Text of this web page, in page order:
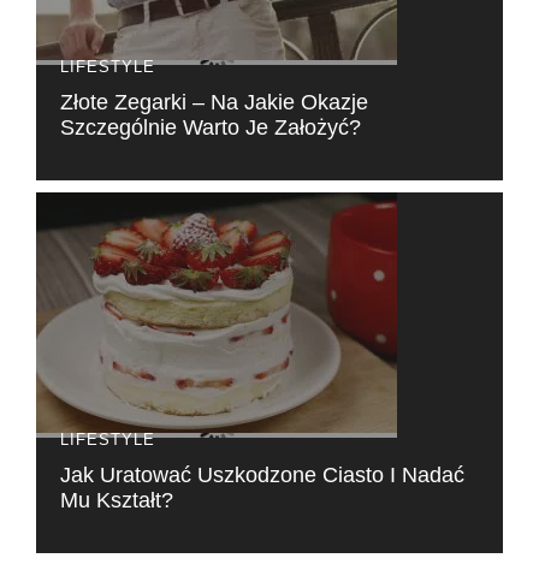
LIFESTYLE
Złote Zegarki – Na Jakie Okazje
Szczególnie Warto Je Założyć?
LIFESTYLE
Jak Uratować Uszkodzone Ciasto I Nadać
Mu Kształt?